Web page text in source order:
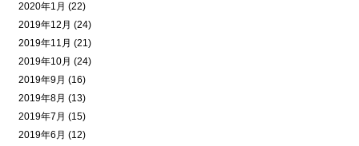
2020年1月 (22)
2019年12月 (24)
2019年11月 (21)
2019年10月 (24)
2019年9月 (16)
2019年8月 (13)
2019年7月 (15)
2019年6月 (12)